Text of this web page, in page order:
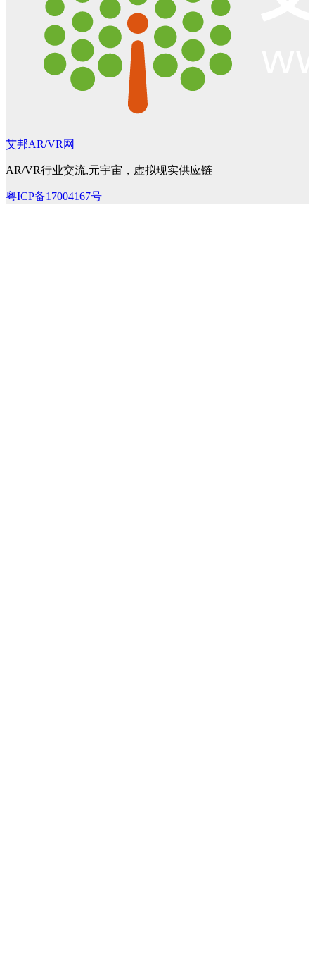
艾邦AR/VR网
AR/VR行业交流,元宇宙，虚拟现实供应链
粤ICP备17004167号